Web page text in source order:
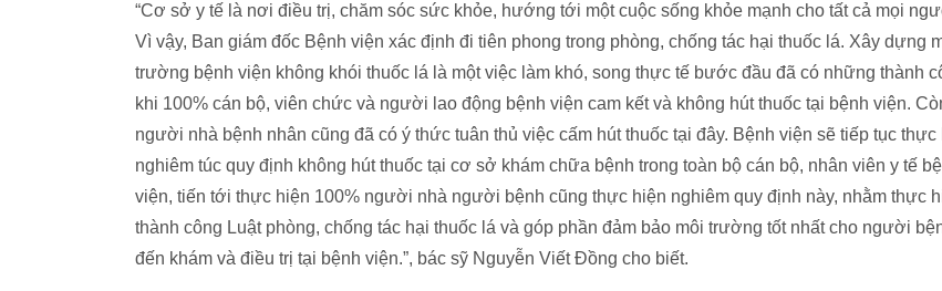
“Cơ sở y tế là nơi điều trị, chăm sóc sức khỏe, hướng tới một cuộc sống khỏe mạnh cho tất cả mọi
Vì vậy, Ban giám đốc Bệnh viện xác định đi tiên phong trong phòng, chống tác hại thuốc lá. Xây dựng
trường bệnh viện không khói thuốc lá là một việc làm khó, song thực tế bước đầu đã có những thành
khi 100% cán bộ, viên chức và người lao động bệnh viện cam kết và không hút thuốc tại bệnh viện.
người nhà bệnh nhân cũng đã có ý thức tuân thủ việc cấm hút thuốc tại đây. Bệnh viện sẽ tiếp tục thực
nghiêm túc quy định không hút thuốc tại cơ sở khám chữa bệnh trong toàn bộ cán bộ, nhân viên y tế
viện, tiến tới thực hiện 100% người nhà người bệnh cũng thực hiện nghiêm quy định này, nhằm thực
thành công Luật phòng, chống tác hại thuốc lá và góp phần đảm bảo môi trường tốt nhất cho người
đến khám và điều trị tại bệnh viện.”, bác sỹ Nguyễn Viết Đồng cho biết.